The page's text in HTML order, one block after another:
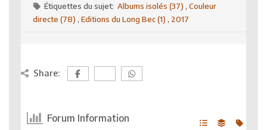
Étiquettes du sujet:Albums isolés (37) , Couleur
directe (78) , Editions du Long Bec (1) , 2017
Share:
Forum Information